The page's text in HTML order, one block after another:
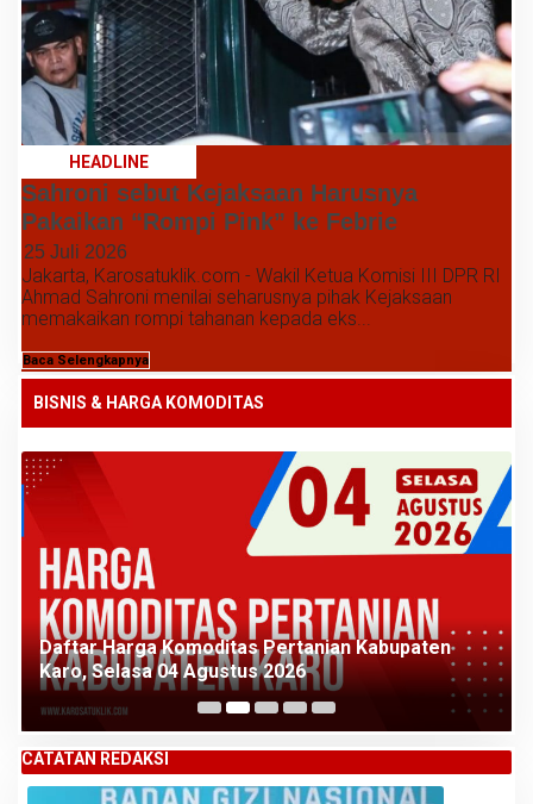
HEADLINE
Sahroni sebut Kejaksaan Harusnya
Pakaikan “Rompi Pink” ke Febrie
25 Juli 2026
Jakarta, Karosatuklik.com - Wakil Ketua Komisi III DPR RI
Ahmad Sahroni menilai seharusnya pihak Kejaksaan
memakaikan rompi tahanan kepada eks...
Baca Selengkapnya
BISNIS & HARGA KOMODITAS
Daftar Harga Komoditas Pertanian Kabupaten
Karo, Selasa 04 Agustus 2026
CATATAN REDAKSI